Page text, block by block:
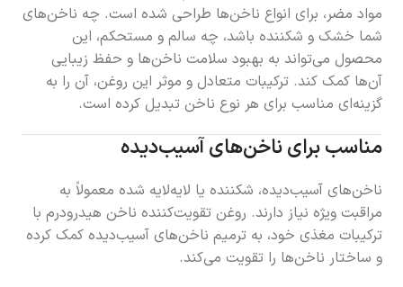
مواد مضر، برای انواع ناخن‌ها طراحی شده است. چه ناخن‌های
شما خشک و شکننده باشد، چه سالم و مستحکم، این
محصول می‌تواند به بهبود سلامت ناخن‌ها و حفظ زیبایی
آن‌ها کمک کند. ترکیبات متعادل و موثر این روغن، آن را به
گزینه‌ای مناسب برای هر نوع ناخن تبدیل کرده است.
مناسب برای ناخن‌های آسیب‌دیده
ناخن‌های آسیب‌دیده، شکننده یا لایه‌لایه شده معمولاً به
مراقبت ویژه نیاز دارند. روغن تقویت‌کننده ناخن هیدرودرم با
ترکیبات مغذی خود، به ترمیم ناخن‌های آسیب‌دیده کمک کرده
و ساختار ناخن‌ها را تقویت می‌کند.